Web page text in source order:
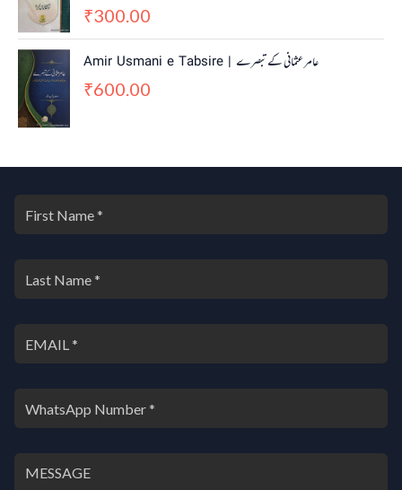
₹300.00
Amir Usmani e Tabsire | عامر عثمانی کے تبصرے
₹600.00